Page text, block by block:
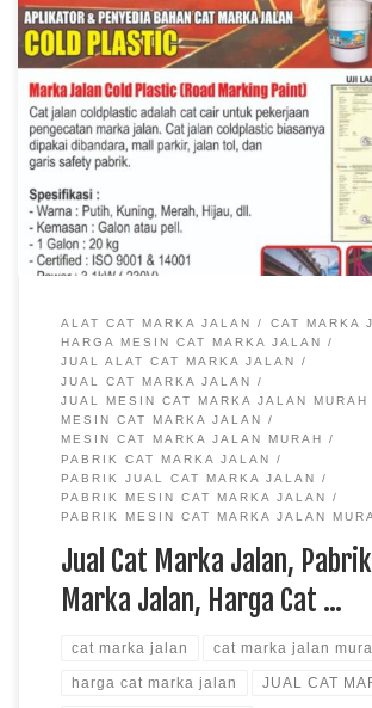
Jual Cat Marka Jalan, Pabrik Cat Marka
Marka Jalan, Cat Marka Jalan Murah, Jual
Murah, Pabrik Jual Cat Marka Jalan, Cat
Proses Pembuatan Cat Marka Jalan di
Rambu – Cat marka jalan termasuk kedalam
ALAT CAT MARKA JALAN
CAT MARKA
HARGA MESIN CAT MARKA JALAN
JUAL ALAT CAT MARKA JALAN
JUAL CAT MARKA JALAN
JUAL MESIN CAT MARKA JALAN MURAH
MESIN CAT MARKA JALAN
MESIN CAT MARKA JALAN MURAH
PABRIK CAT MARKA JALAN
PABRIK JUAL CAT MARKA JALAN
PABRIK MESIN CAT MARKA JALAN
PABRIK MESIN CAT MARKA JALAN
Jual Cat Marka Jalan,
Marka Jalan, Harga Cat …
cat marka jalan cat marka jalan
harga cat marka jalan JUAL CAT